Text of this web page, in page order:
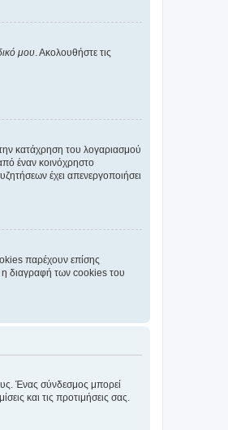
μου . Ακολουθήστε τις
κατάχρηση του λογαριασμού
έναν κοινόχρηστο
έχει απενεργοποιήσει
παρέχουν επίσης
η διαγραφή των cookies του
Ένας σύνδεσμος μπορεί
και τις προτιμήσεις σας.